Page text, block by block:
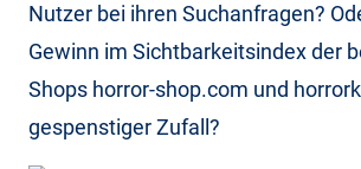
Nutzer bei ihren Suchanfragen?
Gewinn im Sichtbarkeitsindex der
Shops horror-shop.com und
gespenstiger Zufall?